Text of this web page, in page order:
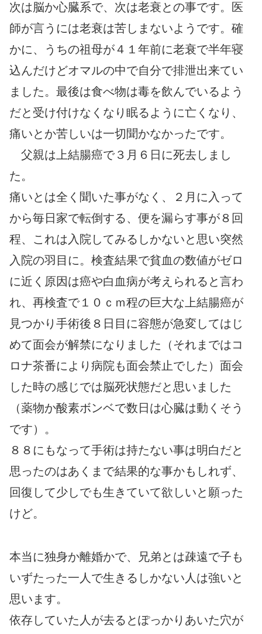
次は脳か心臓系で、次は老衰との事です。医
師が言うには老衰は苦しまないようです。確
かに、うちの祖母が４１年前に老衰で半年寝
込んだけどオマルの中で自分で排泄出来てい
ました。最後は食べ物は毒を飲んでいるよう
だと受け付けなくなり眠るように亡くなり、
痛いとか苦しいは一切聞かなかったです。
父親は上結腸癌で３月６日に死去しまし
た。
痛いとは全く聞いた事がなく、２月に入って
から毎日家で転倒する、便を漏らす事が８回
程、これは入院してみるしかないと思い突然
入院の羽目に。検査結果で貧血の数値がゼロ
に近く原因は癌や白血病が考えられると言わ
れ、再検査で１０ｃｍ程の巨大な上結腸癌が
見つかり手術後８日目に容態が急変してはじ
めて面会が解禁になりました（それまではコ
ロナ茶番により病院も面会禁止でした）面会
した時の感じでは脳死状態だと思いました
（薬物か酸素ボンベで数日は心臓は動くそう
です）。
８８にもなって手術は持たない事は明白だと
思ったのはあくまで結果的な事かもしれず、
回復して少しでも生きていて欲しいと願った
けど。
本当に独身か離婚かで、兄弟とは疎遠で子も
いずたった一人で生きるしかない人は強いと
思います。
依存していた人が去るとぽっかりあいた穴が